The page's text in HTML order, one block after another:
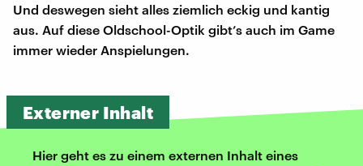
Und deswegen sieht alles ziemlich eckig und kantig
aus. Auf diese Oldschool-Optik gibt’s auch im Game
immer wieder Anspielungen.
Externer Inhalt
Hier geht es zu einem externen Inhalt eines